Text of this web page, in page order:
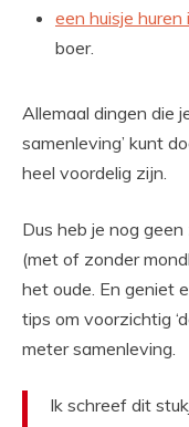
een huisje huren
boer.
Allemaal dingen die
samenleving’ kunt
heel voordelig zijn.
Dus heb je nog
(met of zonder
het oude. En geniet
tips om voorzichtig
meter samenleving.
Ik schreef dit